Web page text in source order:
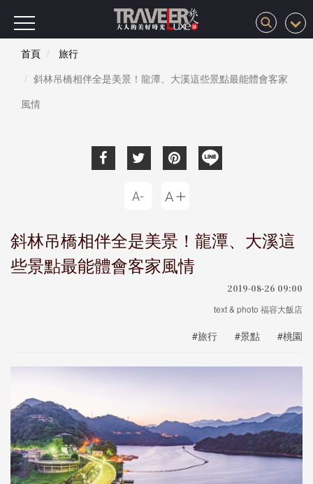
首頁
旅行
斜林吊橋相伴全是美景！龍潭、大溪這些景點最能體會客家
風情
斜林吊橋相伴全是美景！龍潭、大溪這
些景點最能體會客家風情
2019-08-26 09:00
text & photo 福容大飯店
#旅行 #景點 #桃園